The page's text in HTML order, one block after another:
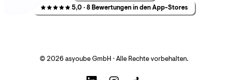
5,0 · 8 Bewertungen in den App-Stores
© 2026 asyoube GmbH · Alle Rechte vorbehalten.